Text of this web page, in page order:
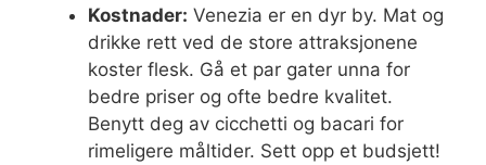
Kostnader: Venezia er en dyr by. Mat og
drikke rett ved de store attraksjonene
koster flesk. Gå et par gater unna for
bedre priser og ofte bedre kvalitet.
Benytt deg av cicchetti og bacari for
rimeligere måltider. Sett opp et budsjett!